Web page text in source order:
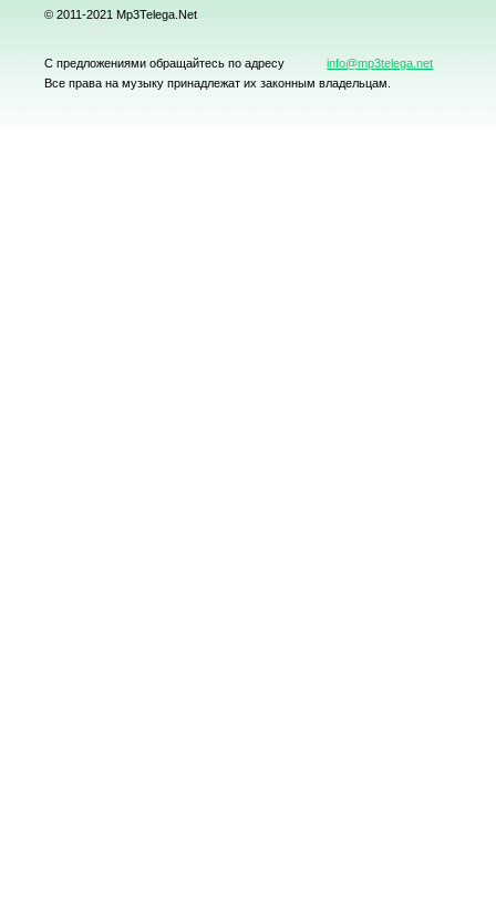
© 2011-2021 Mp3Telega.Net
С предложениями обращайтесь по адресу
info@mp3telega.net
Все права на музыку принадлежат их законным владельцам.